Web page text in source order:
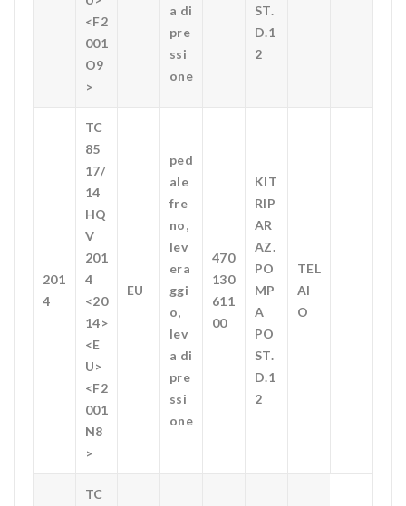
<F2
001
O9
>
a di
pre
ssi
one
ST.
D.1
2
201
4
TC
85
17/
14
HQ
V
201
4
<20
14>
<E
U>
<F2
001
N8
>
EU
ped
ale
fre
no,
lev
era
ggi
o,
lev
a di
pre
ssi
one
470
130
611
00
KIT
RIP
AR
AZ.
PO
MP
A
PO
ST.
D.1
2
TEL
AI
O
TC